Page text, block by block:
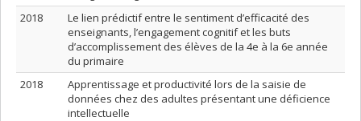
2018
Le lien prédictif entre le sentiment d’efficacité des
enseignants, l’engagement cognitif et les buts
d’accomplissement des élèves de la 4e à la 6e année
du primaire
2018
Apprentissage et productivité lors de la saisie de
données chez des adultes présentant une déficience
intellectuelle